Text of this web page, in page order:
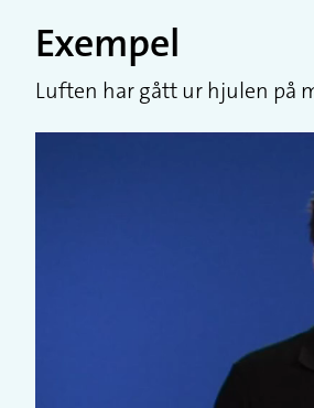
Exempel
Luften har gått ur hjulen på